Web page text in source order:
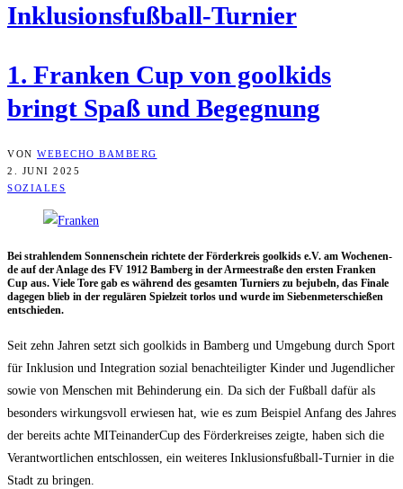
Inklu­si­ons­fuß­ball-Tur­nier
1. Fran­ken Cup von gool­kids
bringt Spaß und Begegnung
VON WEBECHO BAMBERG
2. JUNI 2025
SOZIALES
Bei strah­len­dem Son­nen­schein rich­te­te der För­der­kreis gool­kids e.V. am Wochen­en­
de auf der Anla­ge des FV 1912 Bam­berg in der Armee­stra­ße den ers­ten Fran­ken
Cup aus. Vie­le Tore gab es wäh­rend des gesam­ten Tur­niers zu beju­beln, das Fina­le
dage­gen blieb in der regu­lä­ren Spiel­zeit tor­los und wur­de im Sie­ben­me­ter­schie­ßen
entschieden.
Seit zehn Jah­ren setzt sich gool­kids in Bam­berg und Umge­bung durch Sport
für Inklu­si­on und Inte­gra­ti­on sozi­al benach­tei­lig­ter Kin­der und Jugend­li­cher
sowie von Men­schen mit Behin­de­rung ein. Da sich der Fuß­ball dafür als
beson­ders wir­kungs­voll erwie­sen hat, wie es zum Bei­spiel Anfang des Jah­res
der bereits ach­te MIT­ein­an­der­Cup des För­der­krei­ses zeig­te, haben sich die
Ver­ant­wort­li­chen ent­schlos­sen, ein wei­te­res Inklu­si­ons­fuß­ball-Tur­nier in die
Stadt zu bringen.